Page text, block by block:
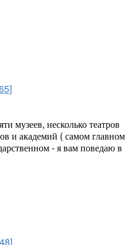
музеев, несколько театров
и академий ( самом главном
- я вам поведаю в